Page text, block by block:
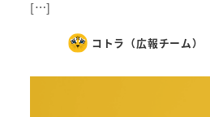
[…]
コトラ（広報チーム）